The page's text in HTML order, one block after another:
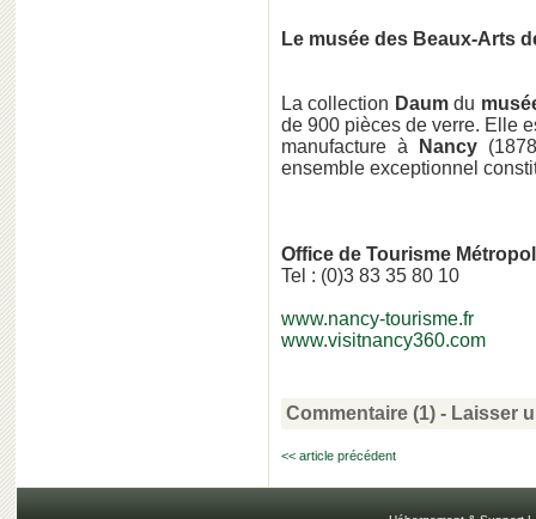
Le musée des Beaux-Arts
La collection Daumdu
de 900 pièces de verre. Elle
manufacture à
Nancy
ensemble exceptionnel
Office de Tourisme
Tel : (0)3 83 35 80 10
www.nancy-tourisme.fr
www.visitnancy360.com
Commentaire (1) - Laisser
<< article précédent